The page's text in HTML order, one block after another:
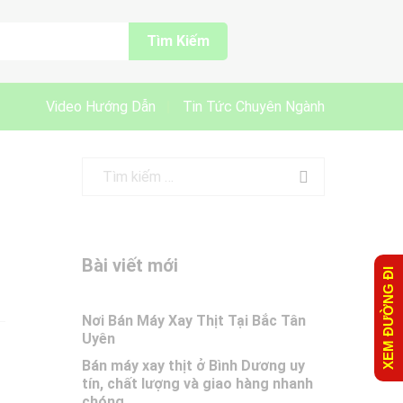
Tìm Kiếm
Video Hướng Dẫn Tin Tức Chuyên Ngành
Bài viết mới
Nơi Bán Máy Xay Thịt Tại Bắc Tân
Uyên
Bán máy xay thịt ở Bình Dương uy
tín, chất lượng và giao hàng nhanh
XEM ĐƯỜNG ĐI